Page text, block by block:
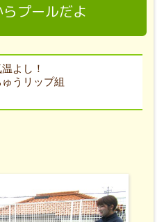
プールだよ
よし！
うリップ組